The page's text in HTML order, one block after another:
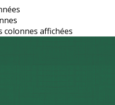
colonnes affichées